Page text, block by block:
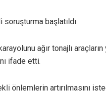
başlatıldı.
ağır tonajlı
ifade etti.
önlemlerin artırılmasını